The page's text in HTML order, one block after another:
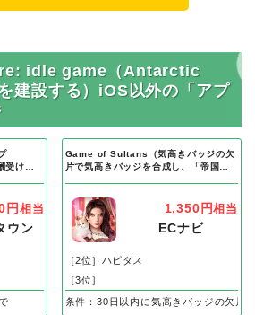
idle game（Antarctic
設する）iOS以外の「アプ
受け取
円相当
ウン
Game of Sultans（気高きバッジの欠
片で気高きバッジを合成し、「帝国五
1,350円相当
ECナビ
［2位］ハピタス
［3位］
条件：30日以内に気高きバッジの欠片